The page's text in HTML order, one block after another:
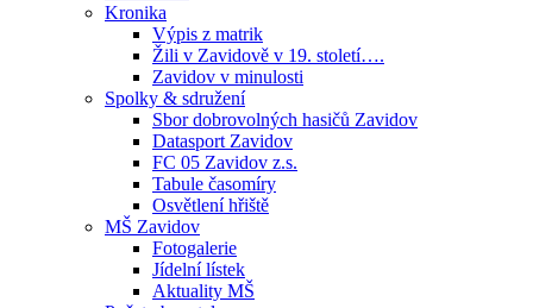
Kronika
Výpis z matrik
Žili v Zavidově v 19. století….
Zavidov v minulosti
Spolky & sdružení
Sbor dobrovolných hasičů Zavidov
Datasport Zavidov
FC 05 Zavidov z.s.
Tabule časomíry
Osvětlení hřiště
MŠ Zavidov
Fotogalerie
Jídelní lístek
Aktuality MŠ